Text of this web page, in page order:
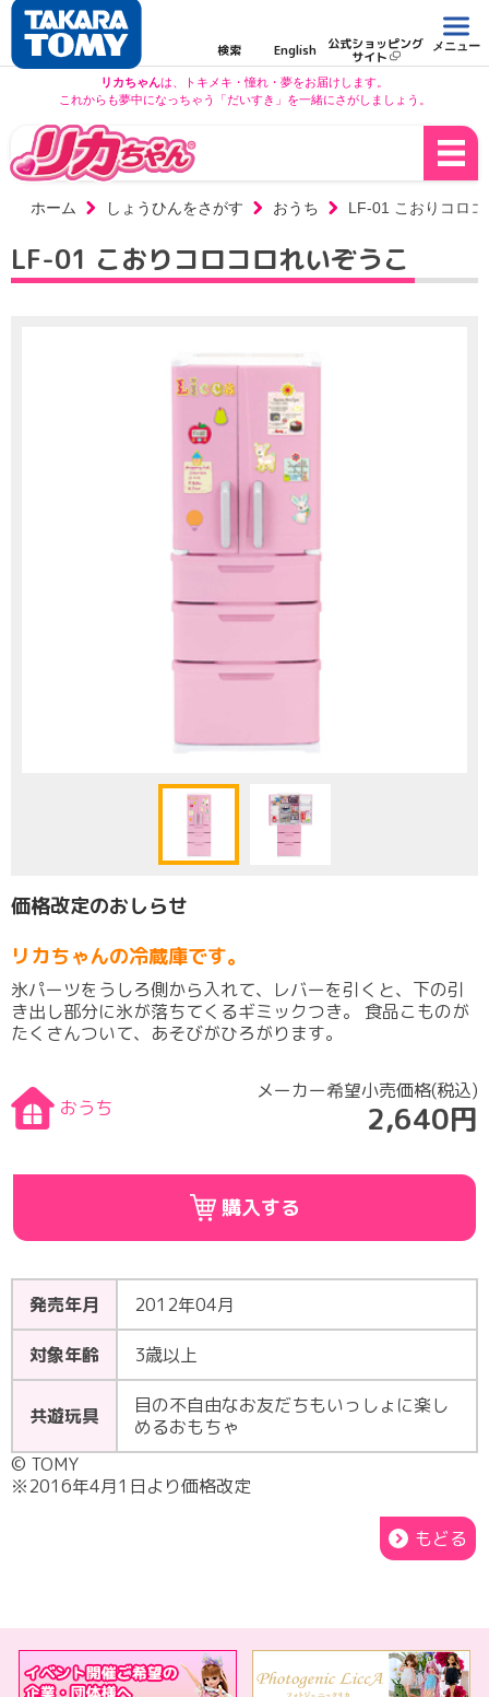
検索 English 公式ショッピング
サイト
メニュー
リカちゃんは、トキメキ・憧れ・夢をお届けします。
これからも夢中になっちゃう「だいすき」を一緒にさがしましょう。
ホーム しょうひんをさがす おうち LF-01 こおりコロ
LF-01 こおりコロコロれいぞうこ
価格改定のおしらせ
リカちゃんの冷蔵庫です。
氷パーツをうしろ側から入れて、レバーを引くと、下の引
き出し部分に氷が落ちてくるギミックつき。 食品こものが
たくさんついて、あそびがひろがります。
おうち
メーカー希望小売価格(税込)
2,640円
購入する
発売年月 2012年04月
対象年齢 3歳以上
共遊玩具
目の不自由なお友だちもいっしょに楽し
めるおもちゃ
© TOMY
※2016年4月1日より価格改定
もどる